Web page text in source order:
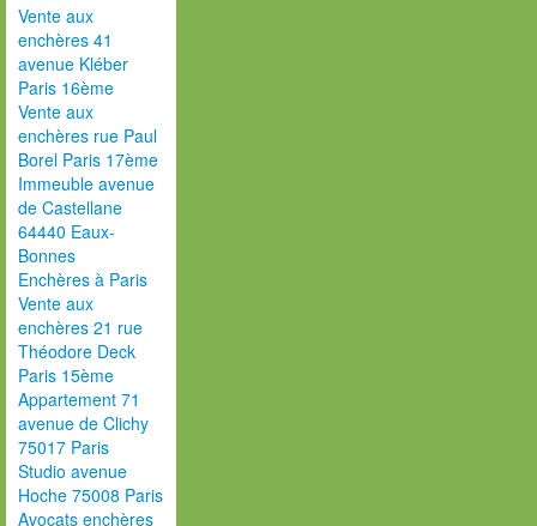
Vente aux
enchères 41
avenue Kléber
Paris 16ème
Vente aux
enchères rue Paul
Borel Paris 17ème
Immeuble avenue
de Castellane
64440 Eaux-
Bonnes
Enchères à Paris
Vente aux
enchères 21 rue
Théodore Deck
Paris 15ème
Appartement 71
avenue de Clichy
75017 Paris
Studio avenue
Hoche 75008 Paris
Avocats enchères